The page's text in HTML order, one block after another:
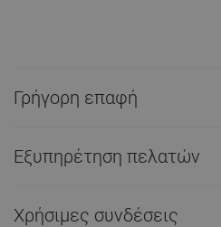
Γρήγορη επαφή
Εξυπηρέτηση πελατών
Χρήσιμες συνδέσεις